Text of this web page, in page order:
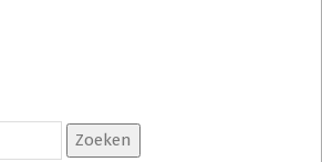
Zoeken